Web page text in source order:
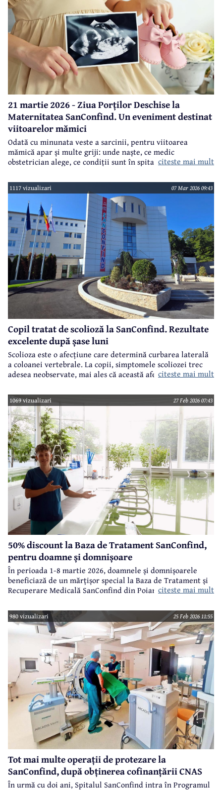
21 martie 2026 - Ziua Porților Deschise la
Maternitatea SanConfind. Un eveniment destinat
viitoarelor mămici
Odată cu minunata veste a sarcinii, pentru viitoarea
mămică apar și multe griji: unde naște, ce medic
obstetrician alege, ce condiții sunt în spital, cum este
cu bebelușul, cum se va descurca după naștere?!
citeste mai mult
1117 vizualizari 07 Mar 2026 09:43
Copil tratat de scolioză la SanConfind. Rezultate
excelente după șase luni
Scolioza este o afecțiune care determină curbarea laterală
a coloanei vertebrale. La copii, simptomele scoliozei trec
adesea neobservate, mai ales că această afecțiune nu
citeste mai mult
1069 vizualizari 27 Feb 2026 07:43
50% discount la Baza de Tratament SanConfind,
pentru doamne și domnișoare
În perioada 1-8 martie 2026, doamnele și domnișoarele
beneficiază de un mărțișor special la Baza de Tratament și
Recuperare Medicală SanConfind din Poiana Câmpina.
citeste mai mult
980 vizualizari 25 Feb 2026 11:55
Tot mai multe operații de protezare la
SanConfind, după obținerea cofinanțării CNAS
În urmă cu doi ani, Spitalul SanConfind intra în Programul